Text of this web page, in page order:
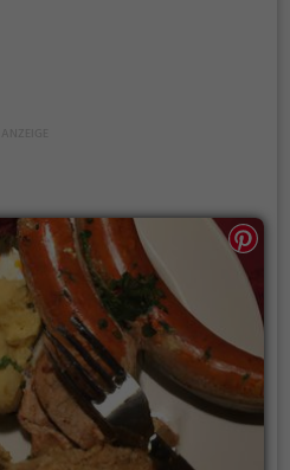
Getränken und Speisen,
etwas dabei ist. Das
einen Moment der Ruhe